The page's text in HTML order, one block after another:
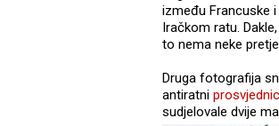
između Francuske
Iračkom ratu.
to nema neke
Druga fotografija
antiratni
sudjelovale dvije